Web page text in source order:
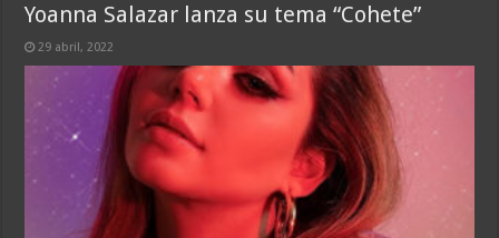
Yoanna Salazar lanza su tema “Cohete”
29 abril, 2022